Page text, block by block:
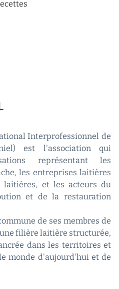
Interprofessionnel de
est l'association qui
représentant les
les entreprises laitières
laitières, et les acteurs du
et de la restauration
de ses membres de
filière laitière structurée,
dans les territoires et
monde d'aujourd'hui et de